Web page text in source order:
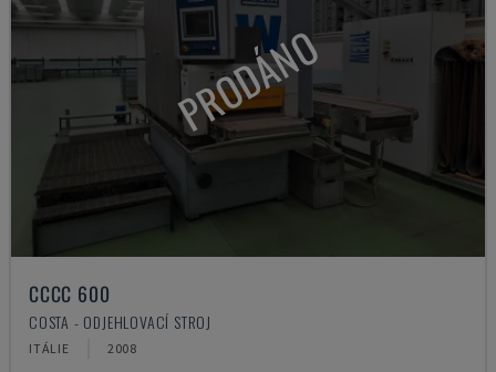
PRODÁNO
CCCC 600
COSTA - ODJEHLOVACÍ STROJ
ITÁLIE 2008